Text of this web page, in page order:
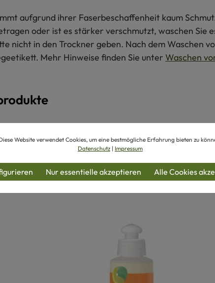
aufgrund ihrer Faserbeschaffenheit kaum
oder ist es stärker verschmutzt, waschen Sie
nicht in den Trockner geben. Nach dem Waschen
Mehr Hinweise finden Sie unter Waschen
Website verwendet Cookies, um eine bestmögliche Erfahrung bieten zu
Datenschutz | Impressum
Nur essentielle akzeptieren Alle Cookies